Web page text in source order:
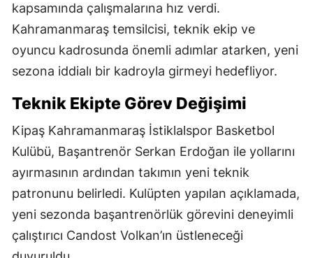
kapsamında çalışmalarına hız verdi.
Kahramanmaraş temsilcisi, teknik ekip ve
oyuncu kadrosunda önemli adımlar atarken, yeni
sezona iddialı bir kadroyla girmeyi hedefliyor.
Teknik Ekipte Görev Değişimi
Kipaş Kahramanmaraş İstiklalspor Basketbol
Kulübü, Başantrenör Serkan Erdoğan ile yollarını
ayırmasının ardından takımın yeni teknik
patronunu belirledi. Kulüpten yapılan açıklamada,
yeni sezonda başantrenörlük görevini deneyimli
çalıştırıcı Candost Volkan’ın üstleneceği